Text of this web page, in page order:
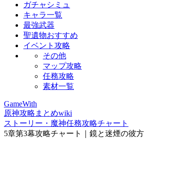
ガチャシミュ
キャラ一覧
最強武器
聖遺物おすすめ
イベント攻略
その他
マップ攻略
任務攻略
素材一覧
GameWith
原神攻略まとめwiki
ストーリー・魔神任務攻略チャート
5章第3幕攻略チャート｜鏡と迷煙の彼方